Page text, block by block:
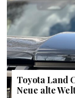
Toyota Land
Neue alte